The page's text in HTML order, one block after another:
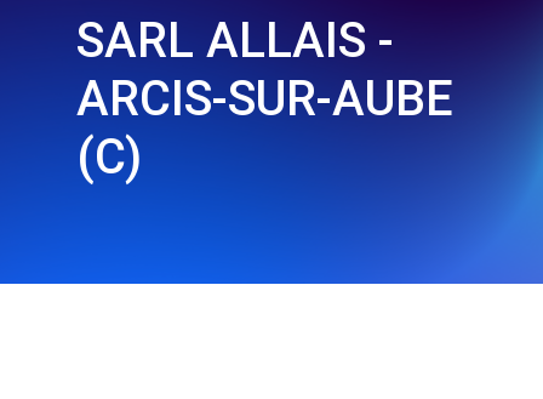
SARL ALLAIS -
ARCIS-SUR-AUBE
(C)